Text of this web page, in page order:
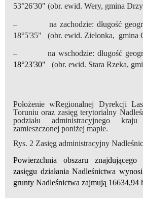
53°26'30" (obr. ewid. Wery, gmina
– na zachodzie: długość
18°5'35" (obr. ewid. Zielonka, gmina
– na wschodzie: długość
18°23'30" (obr. ewid. Stara Rzeka,
Położenie wRegionalnej Dyrekcji
Toruniu oraz zasięg terytorialny
podziału administracyjnego
zamieszczonej poniżej mapie.
Rys. 2 Zasięg administracyjny
Powierzchnia obszaru
zasięgu działania Nadleśnictwa
grunty Nadleśnictwa zajmują 16634,94